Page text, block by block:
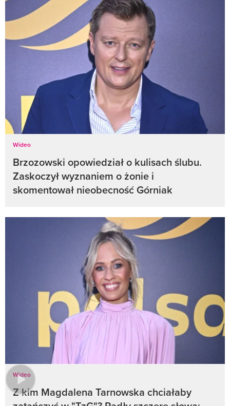
Wideo
Brzozowski opowiedział o kulisach ślubu.
Zaskoczył wyznaniem o żonie i
skomentował nieobecność Górniak
Wideo
Z kim Magdalena Tarnowska chciałaby